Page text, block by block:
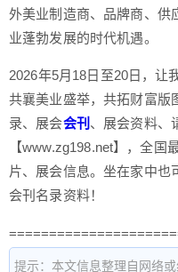
外美业制造商、品牌商、供
业蓬勃发展的时代机遇。
2026年5月18日至20日，让
共襄美业盛举，共拓财富版
录、展会会刊 、展会资料、
【www.zg198.net】，全国
片、展会信息。坐在家中也
会刊名录资料！
提示：本文信息整理自网络